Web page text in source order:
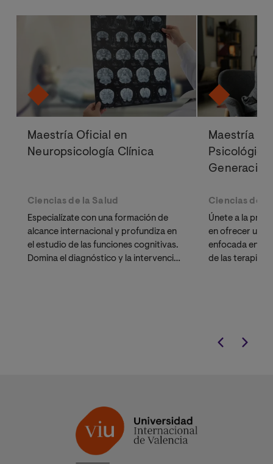
Maestría Oficial en
Neuropsicología Clínica
Ciencias de la Salud
Especialízate con una formación de
alcance internacional y profundiza en
el estudio de las funciones cognitivas.
Domina el diagnóstico y la intervención
Maestría
Generación
Ciencias de
Únete a la
en ofrecer una
enfocada en la
de las terapias